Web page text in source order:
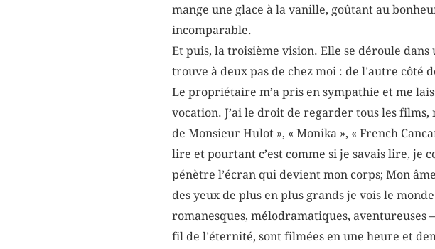
mange une glace à la vanille, goûtant au
incomparable.
Et puis, la troisième vision. Elle se déroule
trouve à deux pas de chez moi : de l’autre côté
Le propriétaire m’a pris en sympathie et me
vocation. J’ai le droit de regarder tous les
de Monsieur Hulot », « Monika », « French
lire et pourtant c’est comme si je savais lire, je
pénètre l’écran qui devient mon corps; Mon
des yeux de plus en plus grands je vois le
romanesques, mélodramatiques, aventureuses
fil de l’éternité, sont filmées en une heure et